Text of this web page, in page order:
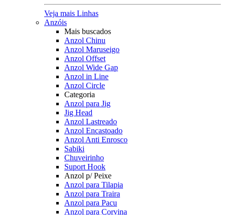
Veja mais Linhas
Anzóis
Mais buscados
Anzol Chinu
Anzol Maruseigo
Anzol Offset
Anzol Wide Gap
Anzol in Line
Anzol Circle
Categoria
Anzol para Jig
Jig Head
Anzol Lastreado
Anzol Encastoado
Anzol Anti Enrosco
Sabiki
Chuveirinho
Suport Hook
Anzol p/ Peixe
Anzol para Tilapia
Anzol para Traira
Anzol para Pacu
Anzol para Corvina